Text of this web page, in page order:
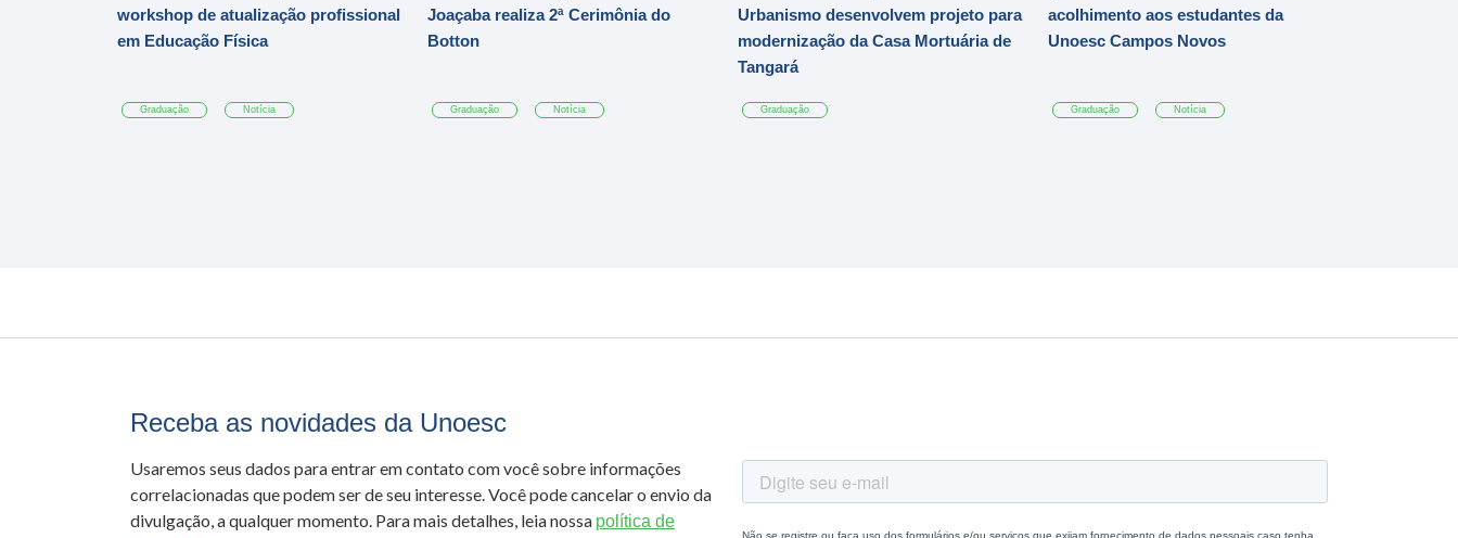
workshop de atualização profissional
em Educação Física
Graduação Notícia
Joaçaba realiza 2ª Cerimônia do
Botton
Graduação Notícia
Urbanismo desenvolvem projeto para
modernização da Casa Mortuária de
Tangará
Graduação
acolhimento aos estudantes da
Unoesc Campos Novos
Graduação Notícia
Receba as novidades da Unoesc
Usaremos seus dados para entrar em contato com você sobre informações
correlacionadas que podem ser de seu interesse. Você pode cancelar o envio da
divulgação, a qualquer momento. Para mais detalhes, leia nossa política de